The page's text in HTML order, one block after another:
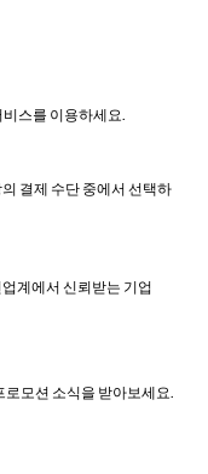
스를 이용하세요.
결제 수단 중에서 선택하
계에서 신뢰받는 기업
로모션 소식을 받아보세요.